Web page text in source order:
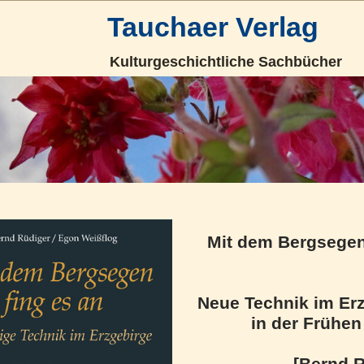
Tauchaer Verlag
Kulturgeschichtliche Sachbücher
Mit dem
Neue Technik im
in der